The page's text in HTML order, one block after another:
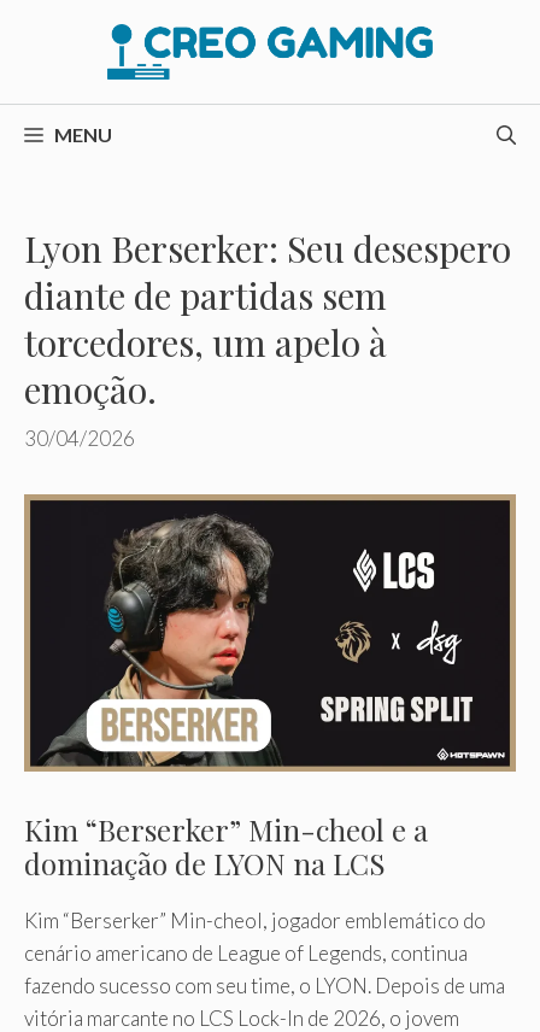
conteúdo
MENU
Lyon Berserker: Seu desespero
diante de partidas sem
torcedores, um apelo à
emoção.
30/04/2026
Kim “Berserker” Min-cheol e a
dominação de LYON na LCS
Kim “Berserker” Min-cheol, jogador emblemático do
cenário americano de League of Legends, continua
fazendo sucesso com seu time, o LYON. Depois de uma
vitória marcante no LCS Lock-In de 2026, o jovem